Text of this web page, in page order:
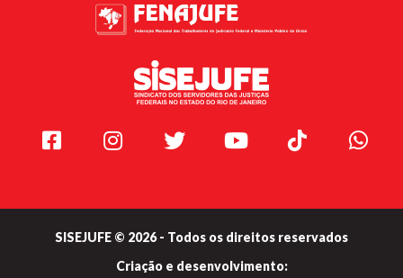
Facebook Instagram Twitter Youtube TikTok
SISEJUFE © 2026 - Todos os direitos reservados
Criação e desenvolvimento: